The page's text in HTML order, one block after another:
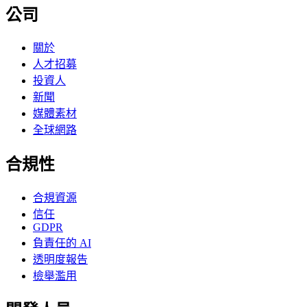
公司
關於
人才招募
投資人
新聞
媒體素材
全球網路
合規性
合規資源
信任
GDPR
負責任的 AI
透明度報告
檢舉濫用